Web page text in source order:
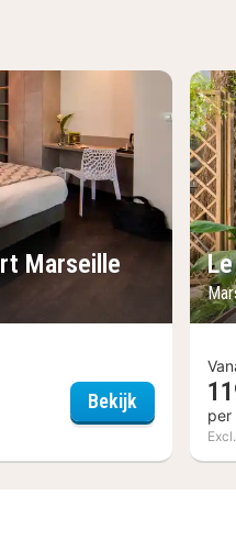
Marseille
Bekijk Hôtel
per